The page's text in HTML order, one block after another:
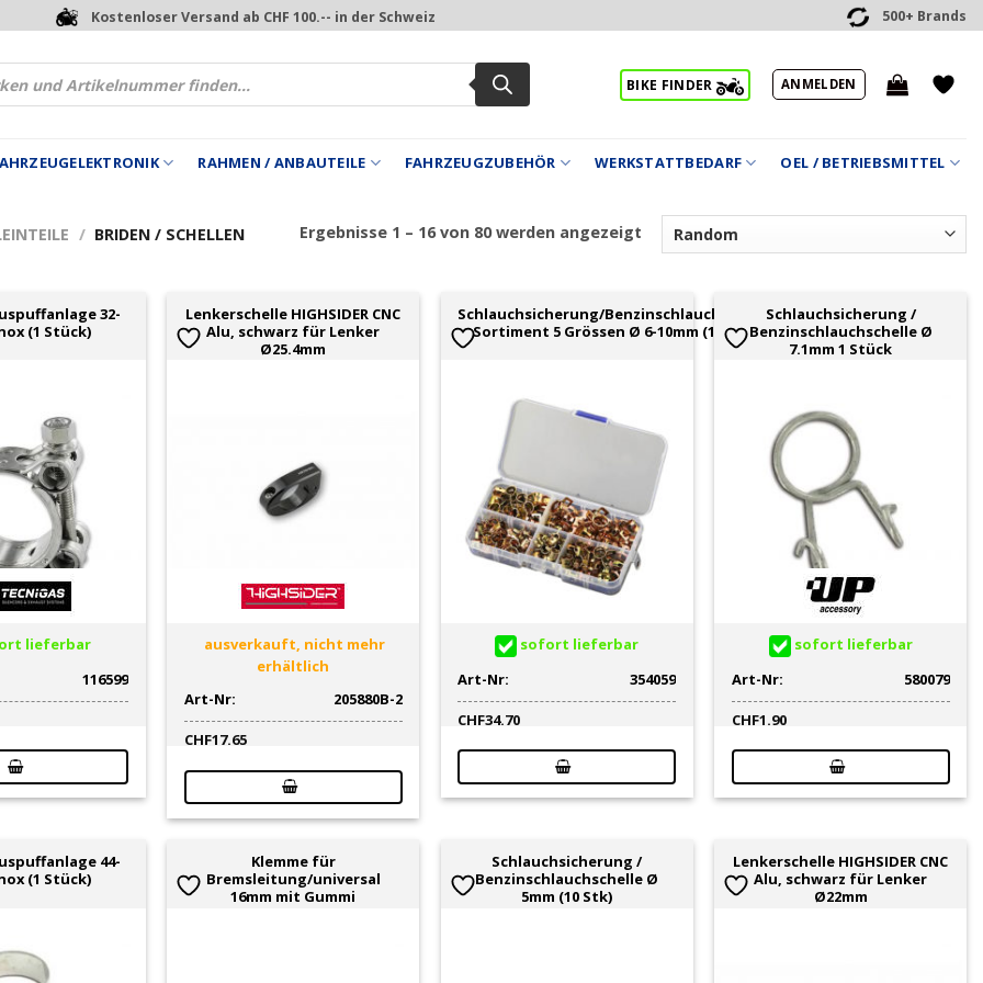
Kostenloser Versand ab CHF 100.-- in der Schweiz 500+ Brands
BIKE FINDER ANMELDEN
RAHMEN / ANBAUTEILE FAHRZEUGZUBEHÖR WERKSTATTBEDARF OEL / BETRIEBSMITTEL
/ BRIDEN / SCHELLEN Ergebnisse 1 – 16 von 80 werden angezeigt
32-
(1 Stück)
lieferbar
116599
Lenkerschelle HIGHSIDER CNC
Alu, schwarz für Lenker
Ø25.4mm
ausverkauft, nicht mehr
erhältlich
Art-Nr:
205880B-2
CHF17.65
Schlauchsicherung/Benzinschlauchschelle-
Sortiment 5 Grössen Ø 6-10mm (100 Stk)
sofort lieferbar
Art-Nr:
354059
CHF34.70
Schlauchsicherung /
Benzinschlauchschelle Ø
7.1mm 1 Stück
sofort lieferbar
Art-Nr:
580079
CHF1.90
44-
(1 Stück)
Klemme für
Bremsleitung/universal
16mm mit Gummi
Schlauchsicherung /
Benzinschlauchschelle Ø
5mm (10 Stk)
Lenkerschelle HIGHSIDER CNC
Alu, schwarz für Lenker
Ø22mm